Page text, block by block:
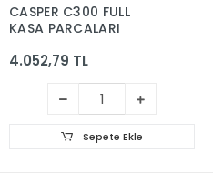
CASPER C300 FULL
KASA PARCALARI
4.052,79 TL
Sepete Ekle